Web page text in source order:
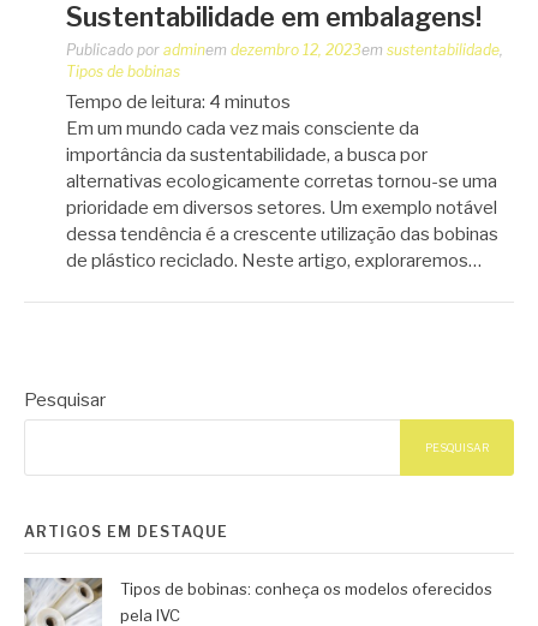
Sustentabilidade em embalagens!
Publicado por adminem dezembro 12, 2023em sustentabilidade,
Tipos de bobinas
Tempo de leitura: 4 minutos
Em um mundo cada vez mais consciente da
importância da sustentabilidade, a busca por
alternativas ecologicamente corretas tornou-se uma
prioridade em diversos setores. Um exemplo notável
dessa tendência é a crescente utilização das bobinas
de plástico reciclado. Neste artigo, exploraremos…
Pesquisar
PESQUISAR
ARTIGOS EM DESTAQUE
Tipos de bobinas: conheça os modelos oferecidos
pela IVC